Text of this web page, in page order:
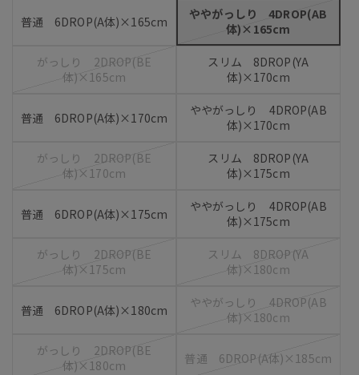
普通 6DROP(A体)×165cm
ややがっしり 4DROP(AB
体)×165cm
がっしり 2DROP(BE
体)×165cm
スリム 8DROP(YA
体)×170cm
普通 6DROP(A体)×170cm
ややがっしり 4DROP(AB
体)×170cm
がっしり 2DROP(BE
体)×170cm
スリム 8DROP(YA
体)×175cm
普通 6DROP(A体)×175cm
ややがっしり 4DROP(AB
体)×175cm
がっしり 2DROP(BE
体)×175cm
スリム 8DROP(YA
体)×180cm
普通 6DROP(A体)×180cm
ややがっしり 4DROP(AB
体)×180cm
がっしり 2DROP(BE
体)×180cm
普通 6DROP(A体)×185cm